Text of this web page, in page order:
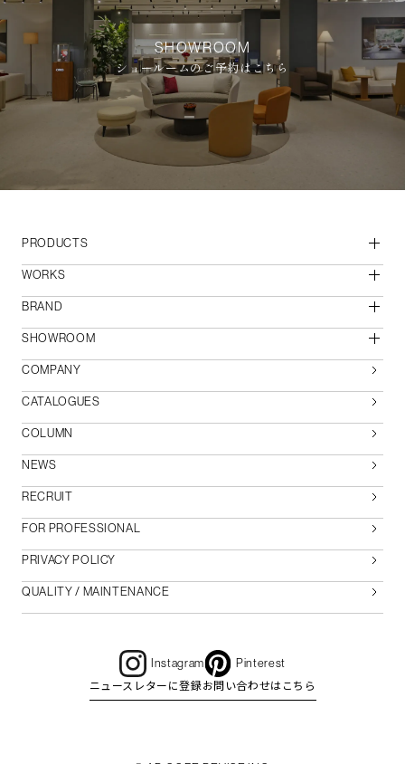
SHOWROOM
ショールームのご予約はこちら
PRODUCTS
WORKS
BRAND
SHOWROOM
COMPANY
CATALOGUES
COLUMN
NEWS
RECRUIT
FOR PROFESSIONAL
PRIVACY POLICY
QUALITY / MAINTENANCE
Instagram Pinterest
ニュースレターに登録お問い合わせはこちら